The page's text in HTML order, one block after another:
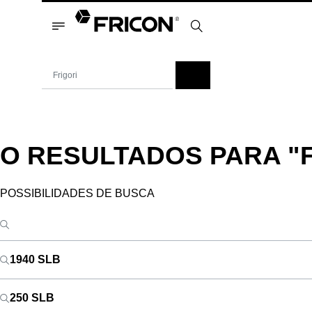
O RESULTADOS PARA
POSSIBILIDADES DE BUSCA
1940 SLB
250 SLB